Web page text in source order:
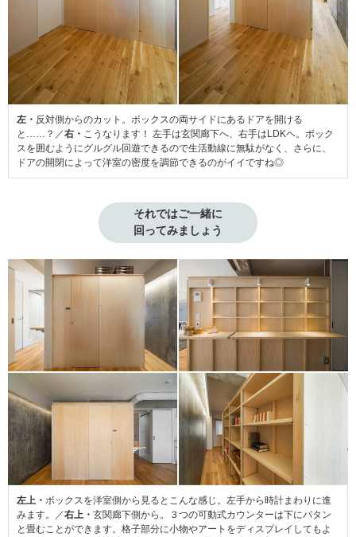
左・ 反対側からのカット。ボックスの両サイドにあるドアを開ける
と……？／右・ こうなります！ 左手は玄関廊下へ、右手はLDKヘ。ボック
スを囲むようにグルグル回遊できるので生活動線に無駄がなく、さらに、
ドアの開閉によって洋室の密度を調節できるのがイイですね◎
それではご一緒に
回ってみましょう
左上・ ボックスを洋室側から見るとこんな感じ。左手から時計まわりに進
みます。／右上・ 玄関廊下側から。３つの可動式カウンターは下にパタン
と畳むことができます。格子部分に小物やアートをディスプレイしてもよ